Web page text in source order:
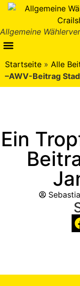
Allgemeine
Startseite » Alle
–AWV-Beitrag
Ein